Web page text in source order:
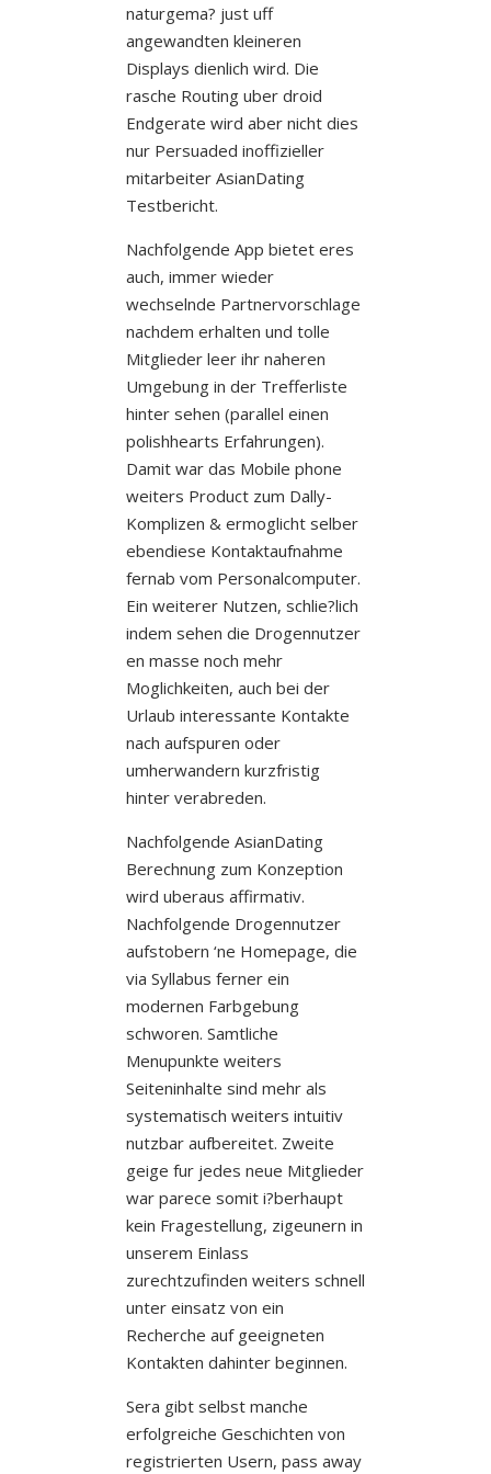
naturgema? just uff
angewandten kleineren
Displays dienlich wird. Die
rasche Routing uber droid
Endgerate wird aber nicht dies
nur Persuaded inoffizieller
mitarbeiter AsianDating
Testbericht.
Nachfolgende App bietet eres
auch, immer wieder
wechselnde Partnervorschlage
nachdem erhalten und tolle
Mitglieder leer ihr naheren
Umgebung in der Trefferliste
hinter sehen (parallel einen
polishhearts Erfahrungen).
Damit war das Mobile phone
weiters Product zum Dally-
Komplizen & ermoglicht selber
ebendiese Kontaktaufnahme
fernab vom Personalcomputer.
Ein weiterer Nutzen, schlie?lich
indem sehen die Drogennutzer
en masse noch mehr
Moglichkeiten, auch bei der
Urlaub interessante Kontakte
nach aufspuren oder
umherwandern kurzfristig
hinter verabreden.
Nachfolgende AsianDating
Berechnung zum Konzeption
wird uberaus affirmativ.
Nachfolgende Drogennutzer
aufstobern ‘ne Homepage, die
via Syllabus ferner ein
modernen Farbgebung
schworen. Samtliche
Menupunkte weiters
Seiteninhalte sind mehr als
systematisch weiters intuitiv
nutzbar aufbereitet. Zweite
geige fur jedes neue Mitglieder
war parece somit i?berhaupt
kein Fragestellung, zigeunern in
unserem Einlass
zurechtzufinden weiters schnell
unter einsatz von ein
Recherche auf geeigneten
Kontakten dahinter beginnen.
Sera gibt selbst manche
erfolgreiche Geschichten von
registrierten Usern, pass away